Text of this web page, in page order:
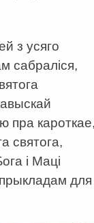
з усяго
сабралiся,
пра
святога,
i Мацi
для